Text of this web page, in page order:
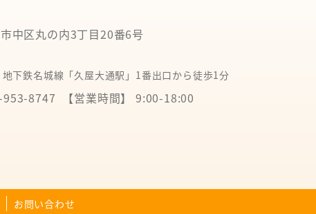
中区丸の内3丁目20番6号
下鉄名城線「久屋大通駅」1番出口から徒歩1分
953-8747 【営業時間】 9:00-18:00
お問い合わせ